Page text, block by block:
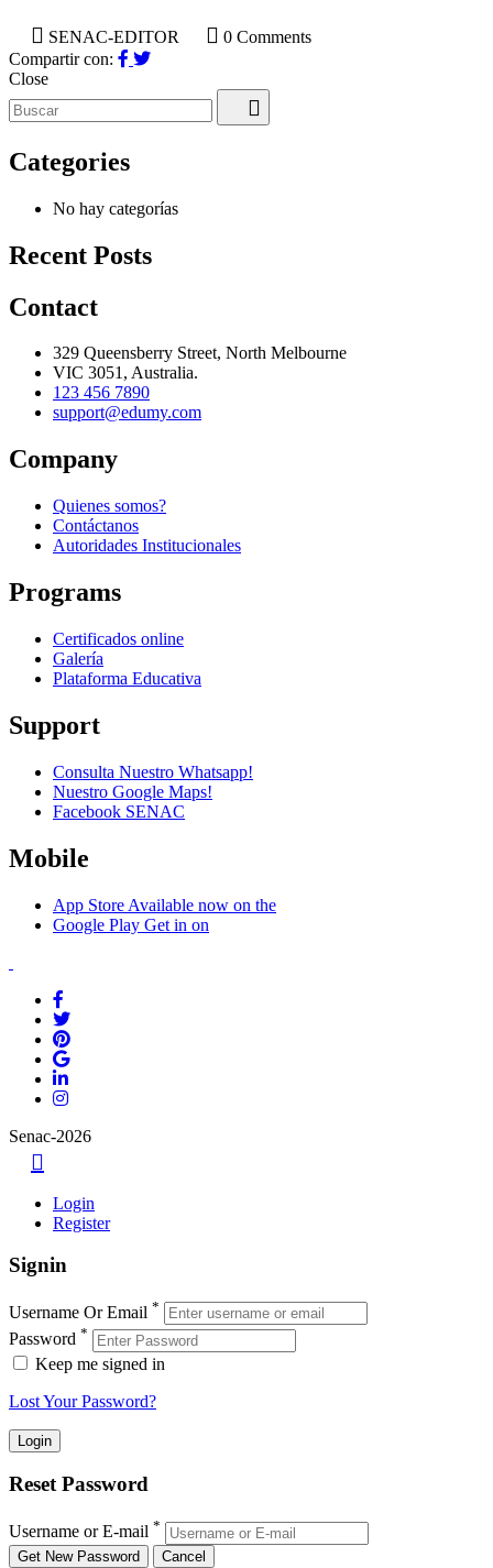
SENAC-EDITOR
0 Comments
Compartir con:
Close
Categories
No hay categorías
Recent Posts
Contact
329 Queensberry Street, North Melbourne
VIC 3051, Australia.
123 456 7890
support@edumy.com
Company
Quienes somos?
Contáctanos
Autoridades Institucionales
Programs
Certificados online
Galería
Plataforma Educativa
Support
Consulta Nuestro Whatsapp!
Nuestro Google Maps!
Facebook SENAC
Mobile
App Store Available now on the
Google Play Get in on
Senac-2026
Login
Register
Signin
Username Or Email *
Password *
Keep me signed in
Lost Your Password?
Reset Password
Username or E-mail *